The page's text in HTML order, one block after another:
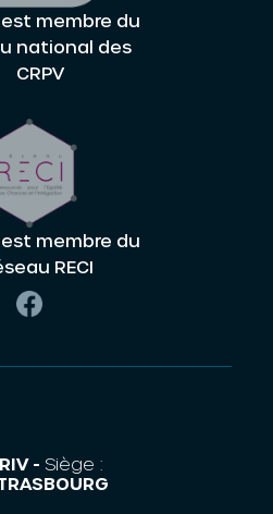
est membre du
national des
CRPV
est membre du
RECI
- Siège :